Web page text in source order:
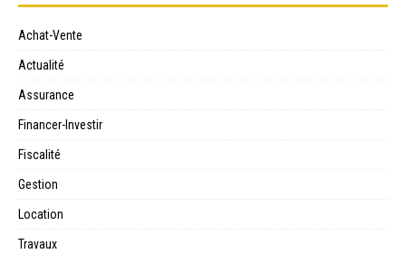
Achat-Vente
Actualité
Assurance
Financer-Investir
Fiscalité
Gestion
Location
Travaux